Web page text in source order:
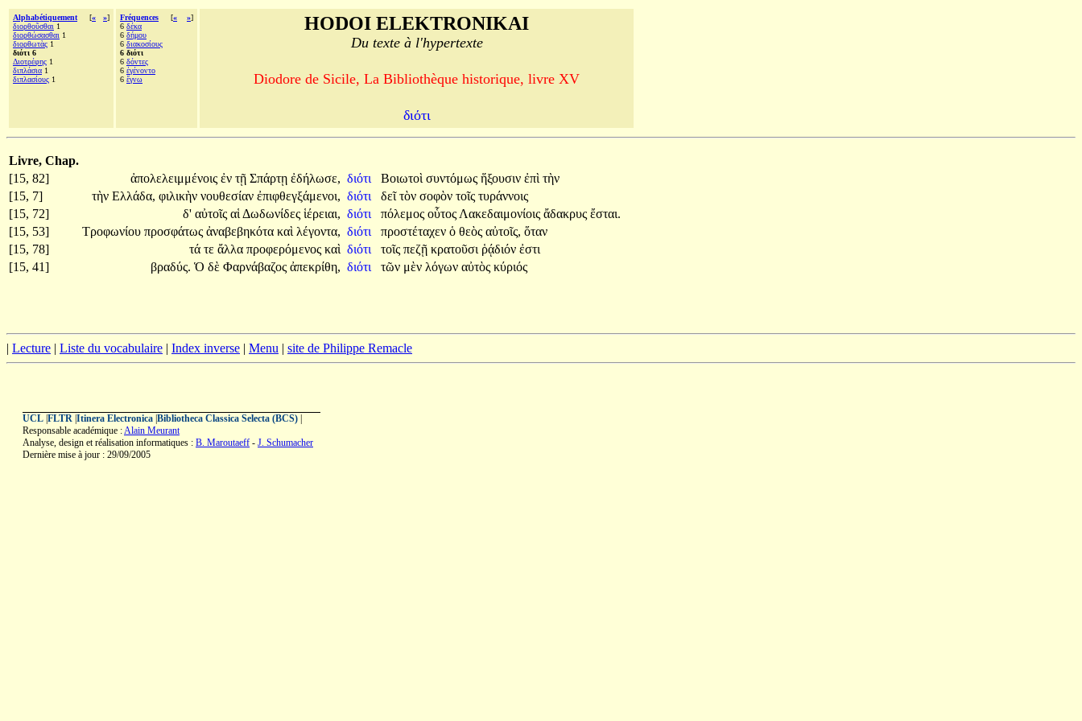
Alphabétiquement [« »]
διορθοῦσθαι 1
διορθώσασθαι 1
διορθωτὰς 1
διότι 6
Διοτρέφης 1
διπλάσια 1
διπλασίους 1
Fréquences [« »]
6 δέκα
6 δήμου
6 διακοσίους
6 διότι
6 δόντες
6 ἐγένοντο
6 ἔγνω
HODOI ELEKTRONIKAI
Du texte à l'hypertexte
Diodore de Sicile, La Bibliothèque historique, livre XV
διότι
Livre, Chap.
[15, 82]
ἀπολελειμμένοις ἐν τῇ Σπάρτῃ ἐδήλωσε, διότι Βοιωτοὶ συντόμως ἥξουσιν ἐπὶ τὴν
[15, 7]
τὴν Ελλάδα, φιλικὴν νουθεσίαν ἐπιφθεγξάμενοι, διότι δεῖτὸν σοφὸν τοῖς τυράννοις
[15, 72]
δ' αὐτοῖς αἱ Δωδωνίδες ἱέρειαι, διότι πόλεμος οὗτος Λακεδαιμονίοις ἄδακρυς ἔσται.
[15, 53]
Τροφωνίου προσφάτως ἀναβεβηκότα καὶ λέγοντα, διότι προστέταχεν ὁ θεὸς αὐτοῖς, ὅταν
[15, 78]
τά τε ἄλλα προφερόμενος καὶ διότι τοῖς πεζῇ κρατοῦσι ῥᾴδιόν ἐστι
[15, 41]
βραδύς. Ὁ δὲ Φαρνάβαζος ἀπεκρίθη, διότι τῶν μὲν λόγων αὐτὸς κύριός
| Lecture | Liste du vocabulaire | Index inverse | Menu | site de Philippe Remacle
UCL FLTR Itinera Electronica Bibliotheca Classica Selecta (BCS)
Responsable académique :Alain Meurant
Analyse, design et réalisation informatiques : B. Maroutaeff - J. Schumacher
Dernière mise à jour : 29/09/2005